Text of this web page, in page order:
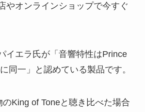
やオンラインショップで今すぐ
イエラ氏が「音響特性はPrince
同一」と認めている製品です。
King of Toneと聴き比べた場合